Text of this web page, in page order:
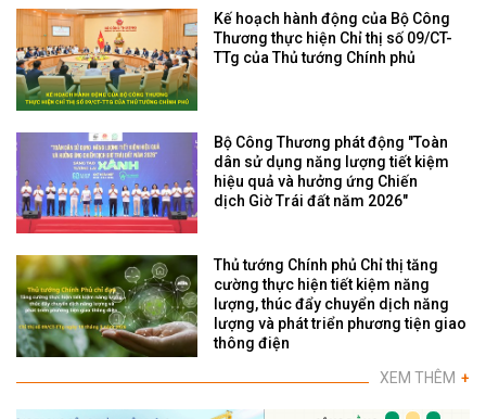
Kế hoạch hành động của Bộ Công
Thương thực hiện Chỉ thị số 09/CT-
TTg của Thủ tướng Chính phủ
Bộ Công Thương phát động "Toàn
dân sử dụng năng lượng tiết kiệm
hiệu quả và hưởng ứng Chiến
dịch Giờ Trái đất năm 2026"
Thủ tướng Chính phủ Chỉ thị tăng
cường thực hiện tiết kiệm năng
lượng, thúc đẩy chuyển dịch năng
lượng và phát triển phương tiện giao
thông điện
XEM THÊM +